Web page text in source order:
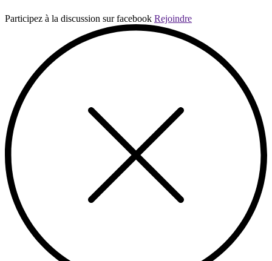
Participez à la discussion sur facebook Rejoindre